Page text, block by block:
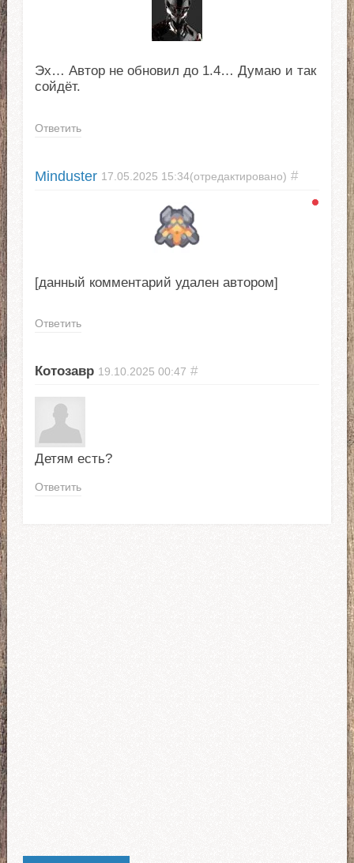
Эх… Автор не обновил до 1.4… Думаю и так
сойдёт.
Ответить
Minduster 17.05.2025 15:34(отредактировано) #
[данный комментарий удален автором]
Ответить
Котозавр 19.10.2025 00:47 #
Детям есть?
Ответить